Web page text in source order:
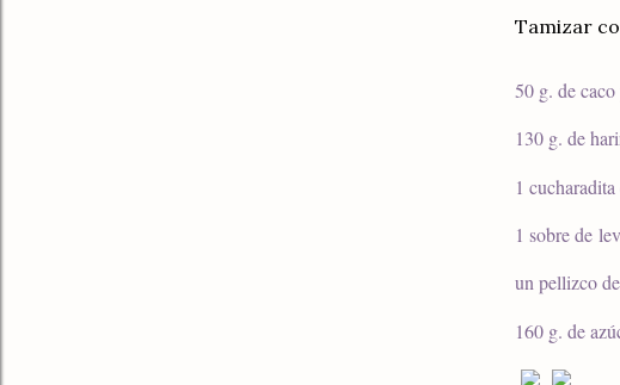
Tamizar
50 g. de
130 g. de
1
1 sobre de
un pellizco
160 g. de